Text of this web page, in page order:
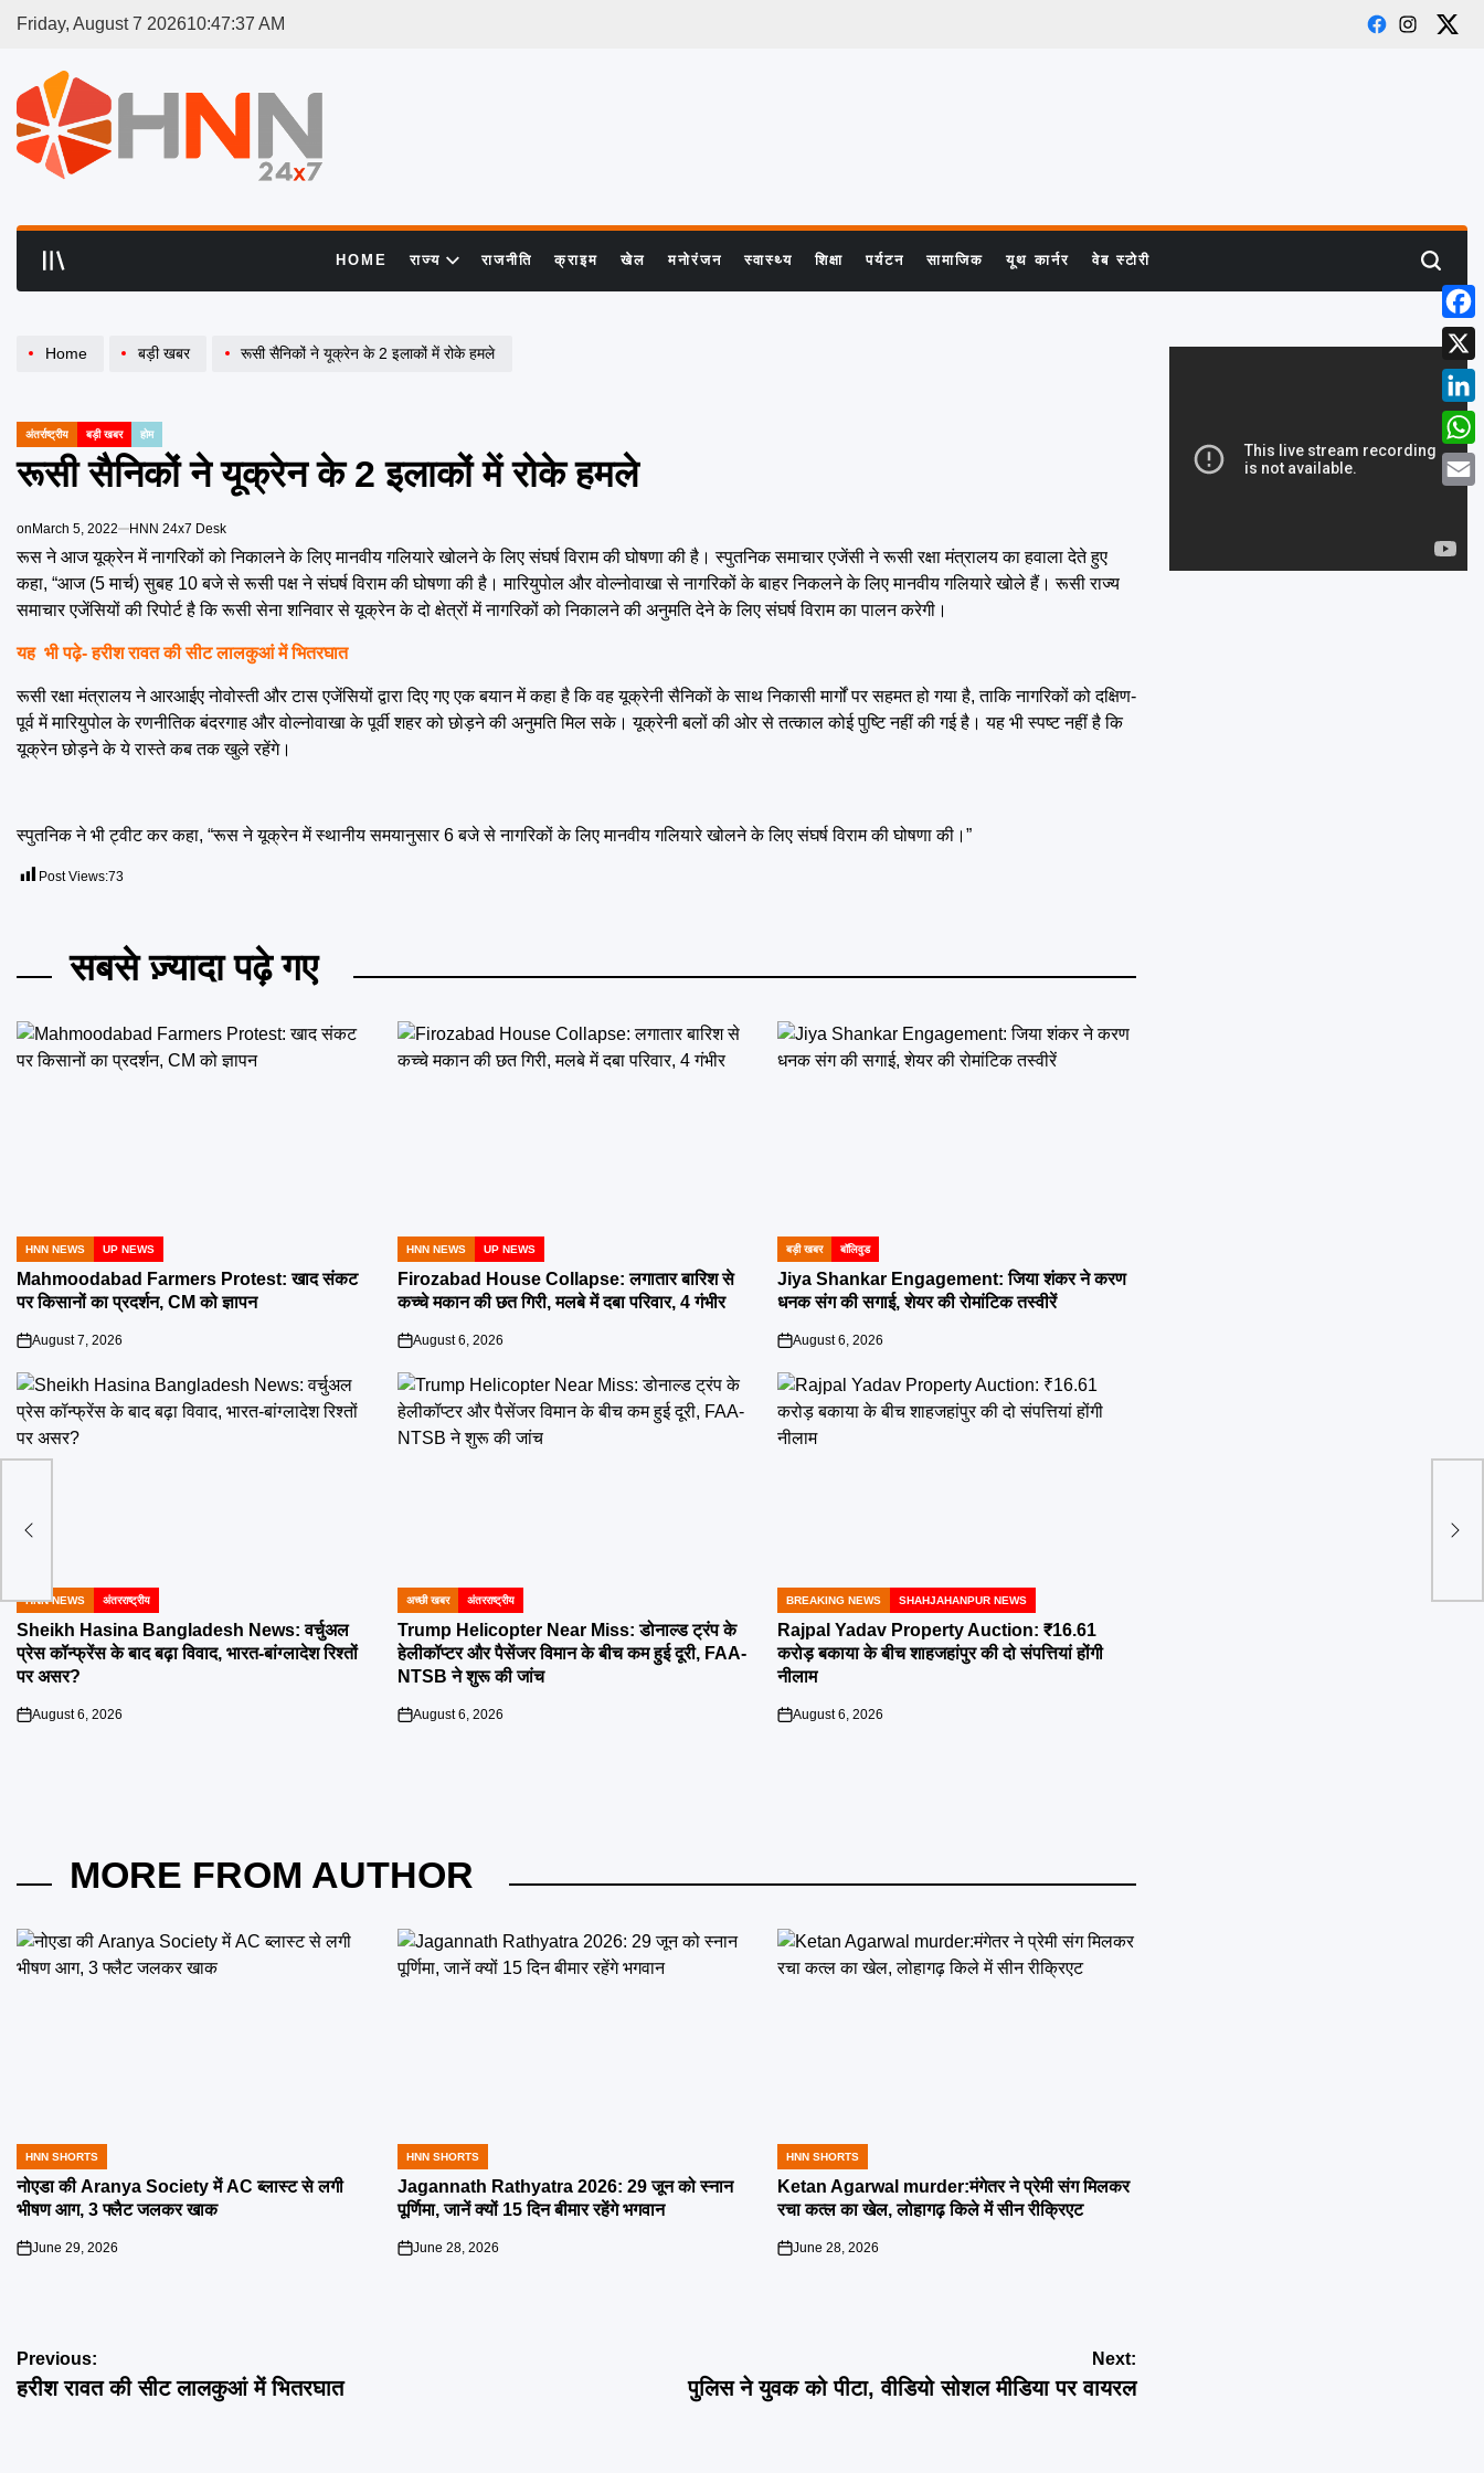
Friday, August 7 202610:47:38 AM
Facebook
Instagram
X
HOME राज्य राजनीति क्राइम खेल मनोरंजन स्वास्थ्य शिक्षा पर्यटन सामाजिक यूथ कार्नर वेब स्टोरी Search
Home बड़ी खबर रूसी सैनिकों ने यूक्रेन के 2 इलाकों में रोके हमले
POSTED
अंतर्राष्ट्रीय बड़ी खबर होम
रूसी सैनिकों ने यूक्रेन के 2 इलाकों में रोके हमले
onMarch 5, 2022 HNN 24x7 Desk
रूस ने आज यूक्रेन में नागरिकों को निकालने के लिए मानवीय गलियारे खोलने के लिए संघर्ष विराम की घोषणा की है। स्पुतनिक समाचार एजेंसी ने रूसी रक्षा मंत्रालय का हवाला देते हुए
कहा, “आज (5 मार्च) सुबह 10 बजे से रूसी पक्ष ने संघर्ष विराम की घोषणा की है। मारियुपोल और वोल्नोवाखा से नागरिकों के बाहर निकलने के लिए मानवीय गलियारे खोले हैं। रूसी राज्य
समाचार एजेंसियों की रिपोर्ट है कि रूसी सेना शनिवार से यूक्रेन के दो क्षेत्रों में नागरिकों को निकालने की अनुमति देने के लिए संघर्ष विराम का पालन करेगी।
यह भी पढ़े-हरीश रावत की सीट लालकुआं में भितरघात
रूसी रक्षा मंत्रालय ने आरआईए नोवोस्ती और टास एजेंसियों द्वारा दिए गए एक बयान में कहा है कि वह यूक्रेनी सैनिकों के साथ निकासी मार्गों पर सहमत हो गया है, ताकि नागरिकों को दक्षिण-
पूर्व में मारियुपोल के रणनीतिक बंदरगाह और वोल्नोवाखा के पूर्वी शहर को छोड़ने की अनुमति मिल सके। यूक्रेनी बलों की ओर से तत्काल कोई पुष्टि नहीं की गई है। यह भी स्पष्ट नहीं है कि
यूक्रेन छोड़ने के ये रास्ते कब तक खुले रहेंगे।
स्पुतनिक ने भी ट्वीट कर कहा, “रूस ने यूक्रेन में स्थानीय समयानुसार 6 बजे से नागरिकों के लिए मानवीय गलियारे खोलने के लिए संघर्ष विराम की घोषणा की।”
Post Views:73
सबसे ज़्यादा पढ़े गए
POSTED
IN
HNN NEWS UP NEWS
Mahmoodabad Farmers Protest: खाद संकट
पर किसानों का प्रदर्शन, CM को ज्ञापन
on
August 7, 2026
POSTED
IN
HNN NEWS UP NEWS
Firozabad House Collapse: लगातार बारिश से
कच्चे मकान की छत गिरी, मलबे में दबा परिवार, 4 गंभीर
on
August 6, 2026
POSTED
IN
बड़ी खबर बॉलिवुड
Jiya Shankar Engagement: जिया शंकर ने करण
धनक संग की सगाई, शेयर की रोमांटिक तस्वीरें
on
August 6, 2026
POSTED
IN
HNN NEWS अंतरराष्ट्रीय
Sheikh Hasina Bangladesh News: वर्चुअल
प्रेस कॉन्फ्रेंस के बाद बढ़ा विवाद, भारत-बांग्लादेश रिश्तों
पर असर?
on
August 6, 2026
POSTED
IN
अच्छी खबर अंतरराष्ट्रीय
Trump Helicopter Near Miss: डोनाल्ड ट्रंप के
हेलीकॉप्टर और पैसेंजर विमान के बीच कम हुई दूरी, FAA-
NTSB ने शुरू की जांच
on
August 6, 2026
POSTED
IN
BREAKING NEWS SHAHJAHANPUR NEWS
Rajpal Yadav Property Auction: ₹16.61
करोड़ बकाया के बीच शाहजहांपुर की दो संपत्तियां होंगी
नीलाम
on
August 6, 2026
MORE FROM AUTHOR
POSTED
IN
HNN SHORTS
नोएडा की Aranya Society में AC ब्लास्ट से लगी
भीषण आग, 3 फ्लैट जलकर खाक
on
June 29, 2026
POSTED
IN
HNN SHORTS
Jagannath Rathyatra 2026: 29 जून को स्नान
पूर्णिमा, जानें क्यों 15 दिन बीमार रहेंगे भगवान
on
June 28, 2026
POSTED
IN
HNN SHORTS
Ketan Agarwal murder:मंगेतर ने प्रेमी संग मिलकर
रचा कत्ल का खेल, लोहागढ़ किले में सीन रीक्रिएट
on
June 28, 2026
Post
navigation
Previous:
हरीश रावत की सीट लालकुआं में भितरघात
Next:
पुलिस ने युवक को पीटा, वीडियो सोशल मीडिया पर वायरल
X